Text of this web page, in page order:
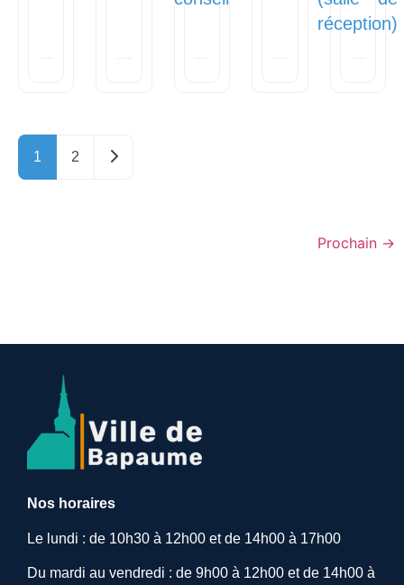
réception)
1 2 Older posts
Prochain →
Nos horaires
Le lundi : de 10h30 à 12h00 et de 14h00 à 17h00
Du mardi au vendredi : de 9h00 à 12h00 et de 14h00 à